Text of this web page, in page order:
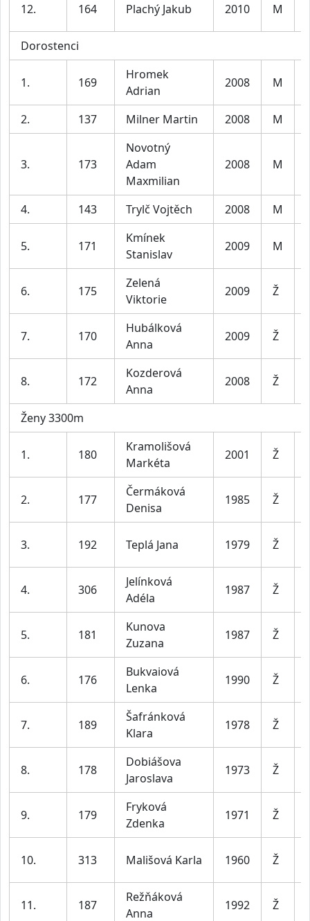
12. 164 Plachý Jakub 2010 M
Dorostenci
1. 169
Hromek
Adrian
2008 M
2. 137 Milner Martin 2008 M
3. 173
Novotný
Adam
Maxmilian
2008 M
4. 143 Trylč Vojtěch 2008 M
5. 171
Kmínek
Stanislav
2009 M
6. 175
Zelená
Viktorie
2009 Ž
7. 170
Hubálková
Anna
2009 Ž
8. 172
Kozderová
Anna
2008 Ž
Ženy 3300m
1. 180
Kramolišová
Markéta
2001 Ž
2. 177
Čermáková
Denisa
1985 Ž
3. 192 Teplá Jana 1979 Ž
4. 306
Jelínková
Adéla
1987 Ž
5. 181
Kunova
Zuzana
1987 Ž
6. 176
Bukvaiová
Lenka
1990 Ž
7. 189
Šafránková
Klara
1978 Ž
8. 178
Dobiášova
Jaroslava
1973 Ž
9. 179
Fryková
Zdenka
1971 Ž
10. 313 Mališová Karla 1960 Ž
11. 187
Režňáková
Anna
1992 Ž